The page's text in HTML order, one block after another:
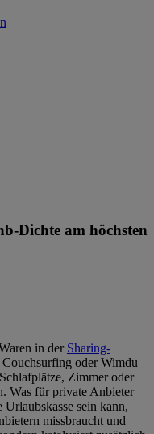
Dichte am höchsten
in der Sharing-
oder Wimdu
Zimmer oder
Was für private Anbieter
sein kann,
missbraucht und